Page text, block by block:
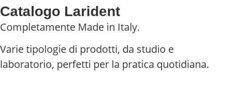
Catalogo Larident
Completamente Made in Italy.
Varie tipologie di prodotti, da studio e
laboratorio, perfetti per la pratica quotidiana.